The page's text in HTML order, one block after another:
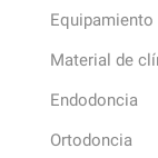
Equipamiento
Material de
Endodoncia
Ortodoncia